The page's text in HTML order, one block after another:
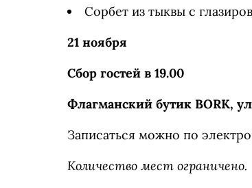
Сорбет из тыквы с
21 ноября
Сбор гостей в 19.00
Флагманский бутик BORK,
Записаться можно по
Количество мест ограничено.